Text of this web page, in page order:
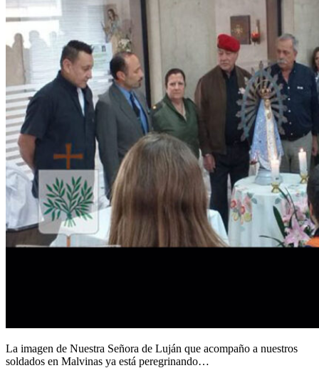
La imagen de Nuestra Señora de Luján que acompaño a nuestros
soldados en Malvinas ya está peregrinando…